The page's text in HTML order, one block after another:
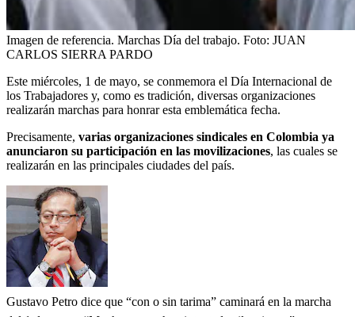
Imagen de referencia. Marchas Día del trabajo. Foto: JUAN
CARLOS SIERRA PARDO
Este miércoles, 1 de mayo, se conmemora el Día Internacional de
los Trabajadores y, como es tradición, diversas organizaciones
realizarán marchas para honrar esta emblemática fecha.
Precisamente, varias organizaciones sindicales en Colombia ya
anunciaron su participación en las movilizaciones, las cuales se
realizarán en las principales ciudades del país.
Gustavo Petro dice que “con o sin tarima” caminará en la marcha